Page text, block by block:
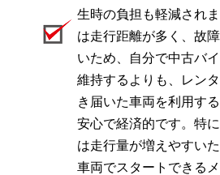
生時の負担も軽減され
は走行距離が多く、故
いため、自分で中古バ
維持するよりも、レン
き届いた車両を利用す
安心で経済的です。特
は走行量が増えやすい
車両でスタートできる